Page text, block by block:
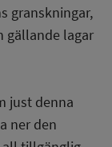
granskningar,
gällande lagar
just denna
ner den